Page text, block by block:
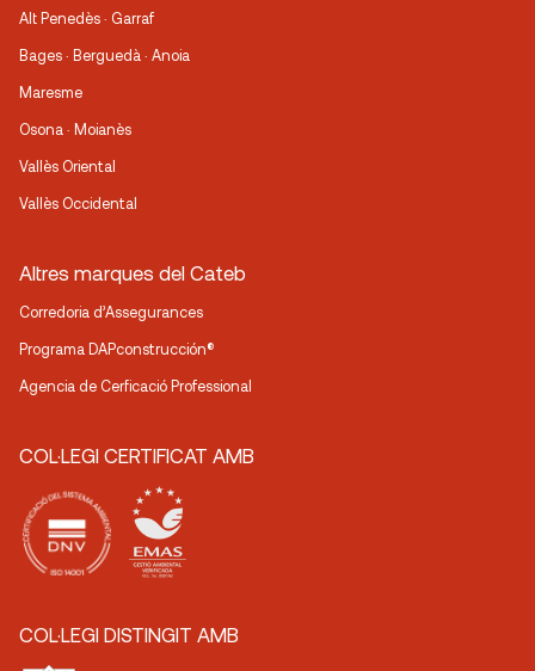
Alt Penedès · Garraf
Bages · Berguedà · Anoia
Maresme
Osona · Moianès
Vallès Oriental
Vallès Occidental
Altres marques del Cateb
Corredoria d’Assegurances
Programa DAPconstrucción®
Agencia de Cerficació Professional
COL·LEGI CERTIFICAT AMB
COL·LEGI DISTINGIT AMB